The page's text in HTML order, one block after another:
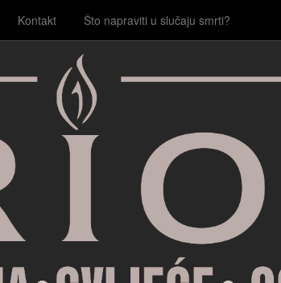
Kontakt Što napraviti u slučaju smrti?